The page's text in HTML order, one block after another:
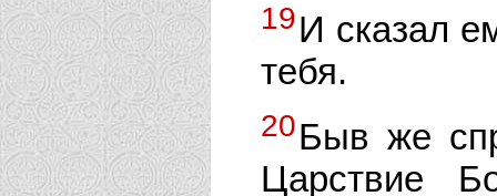
19И сказал
тебя.
20Быв же
Царствие